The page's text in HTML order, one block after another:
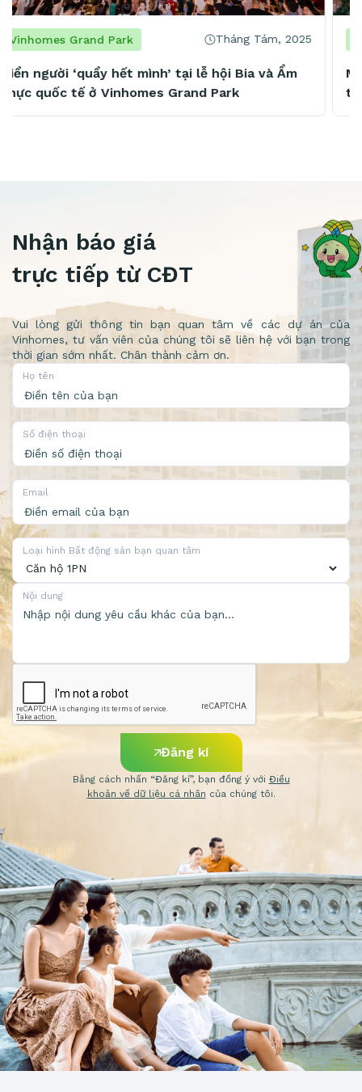
Vinhomes Grand Park Tháng Tám, 2025
Mở 4 cơ sở chỉ trong 2 năm, chủ chuỗi spa nổi
tiếng khẳng định: “Vinhomes Grand Park là
mảnh đất vàng tiềm năng”
Nhận báo giá
trực tiếp từ CĐT
Vui lòng gửi thông tin bạn quan tâm về các dự án của
Vinhomes, tư vấn viên của chúng tôi sẽ liên hệ với bạn trong
thời gian sớm nhất. Chân thành cảm ơn.
Họ tên
Số điện thoại
Email
Loại hình Bất động sản bạn quan tâm
Nội dung
Bằng cách nhấn “Đăng kí”, bạn đồng ý với Điều
khoản về dữ liệu cá nhân của chúng tôi.
Đăng kí